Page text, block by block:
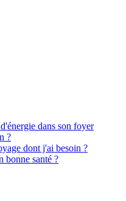
dans son foyer
?
dont j'ai besoin ?
bonne santé ?